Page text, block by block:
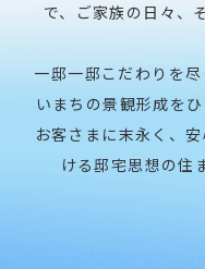
で、
ご家族の日々、
一邸一邸こだわりを
いまちの景観形成を
お客さまに末永く、
ける邸宅思想の住